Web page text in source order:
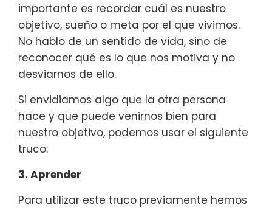
importante es recordar cuál es nuestro
objetivo, sueño o meta por el que vivimos.
No hablo de un sentido de vida, sino de
reconocer qué es lo que nos motiva y no
desviarnos de ello.
Si envidiamos algo que la otra persona
hace y que puede venirnos bien para
nuestro objetivo, podemos usar el siguiente
truco:
3. Aprender
Para utilizar este truco previamente hemos